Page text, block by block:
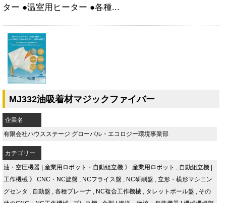
ター ●温室用ヒーター ●各種...
MJ332油吸着材マジックファイバー
企業名
有限会社ハウスステージ グローバル・エコロジー環境事業部
カテゴリー
油・空圧機器 | 産業用ロボット・自動組立機 》 産業用ロボット 自動組立機 |
工作機械 》 CNC・NC旋盤 NCフライス盤 NC研削盤
立形・横形マシニン
グセンタ
自動盤 各種プレーナ NC複合工作機械 タレットボール盤
その